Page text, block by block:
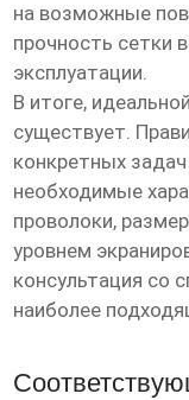
на возможные
прочность сетки
эксплуатации.
В итоге,
существует.
конкретных
необходимые
проволоки,
уровнем
консультация со
наиболее